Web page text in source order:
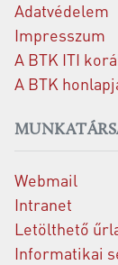
Adatvédelem
Impresszum
A BTK ITI
A BTK
Webmail
Intranet
Letölthető
Informatikai